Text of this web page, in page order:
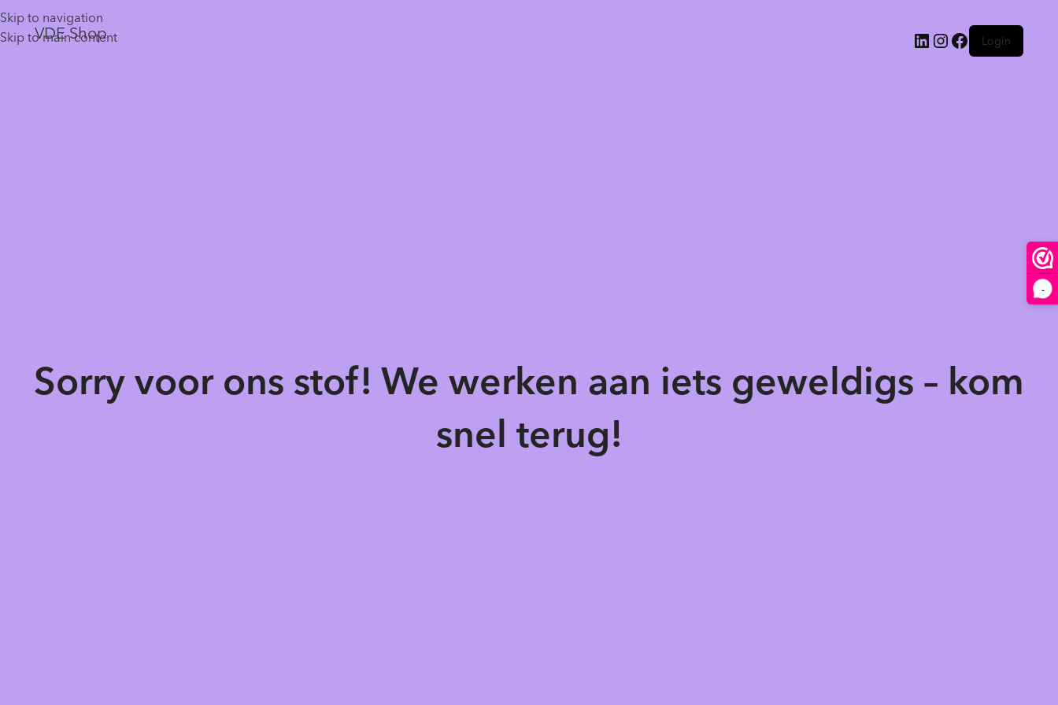
-
Skip to navigation
Skip to main content
VDE Shop Login
Sorry voor ons stof! We werken aan iets geweldigs – kom
snel terug!